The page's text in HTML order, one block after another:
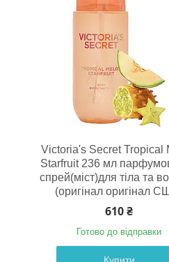
Victoria's Secret Tropical
Starfruit 236 мл
спрей(міст)для тіла та
(оригінал оригінал
610 ₴
Готово до відправки